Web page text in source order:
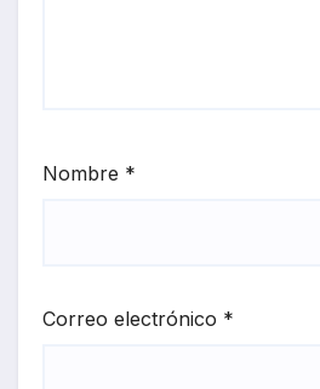
Nombre *
Correo electrónico *